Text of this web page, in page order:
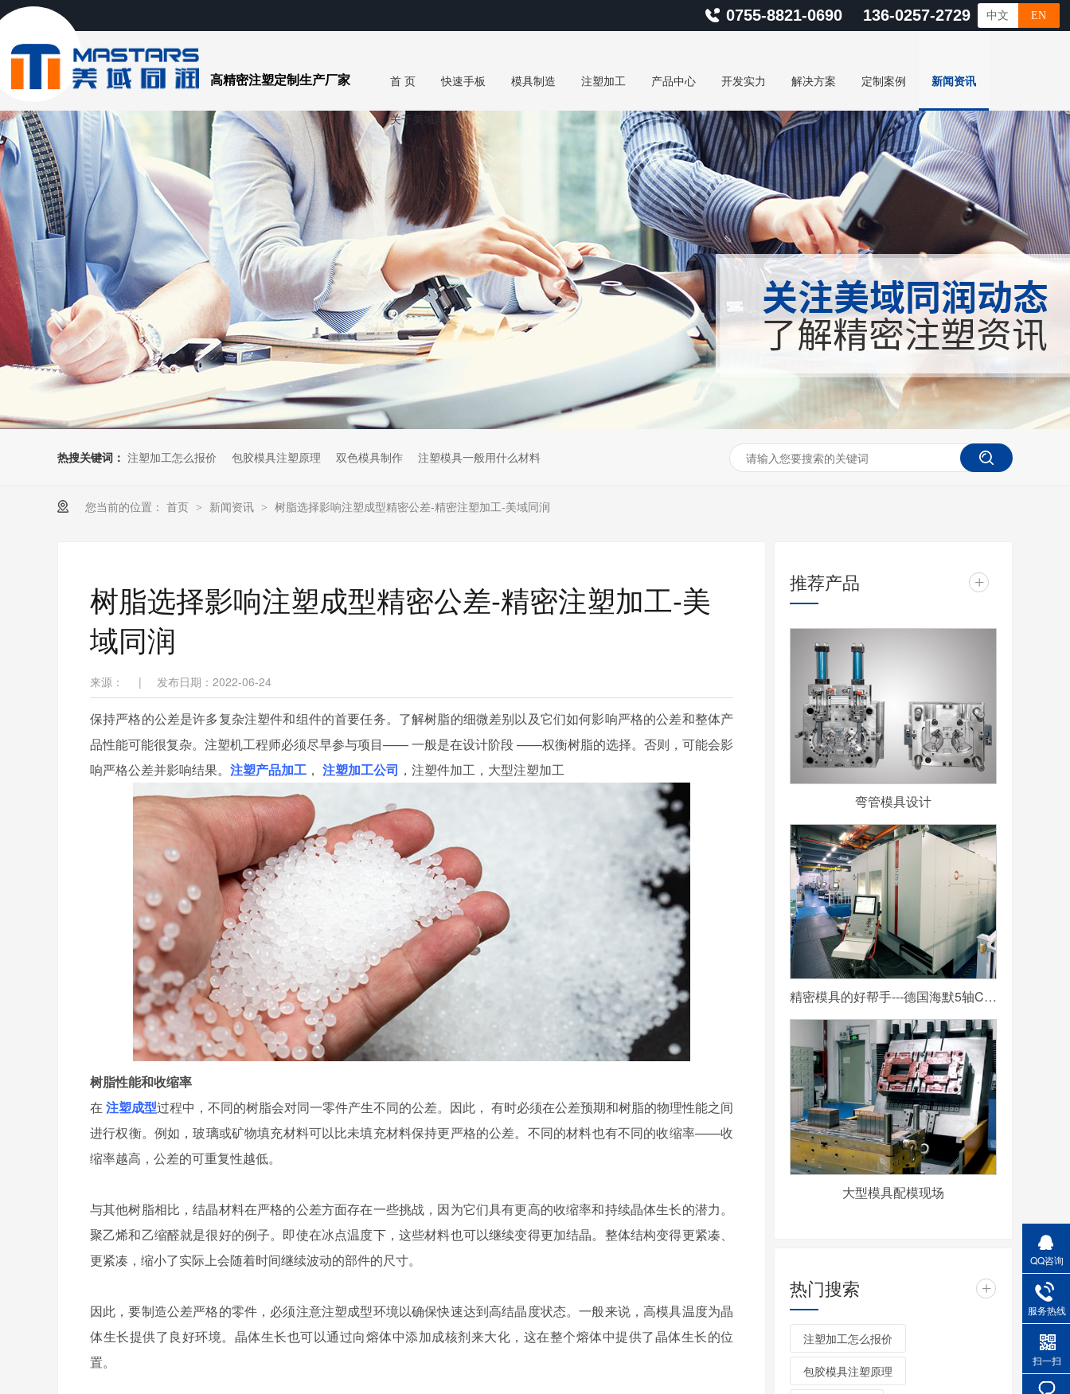
0755-8821-0690 136-0257-2729 中文 EN
高精密注塑定制生产厂家 首 页 快速手板 模具制造 注塑加工 产品中心 开发实力 解决方案 定制案例 新闻资讯
关于美域同润
热搜关键词： 注塑加工怎么报价 包胶模具注塑原理 双色模具制作 注塑模具一般用什么材料
您当前的位置： 首页 > 新闻资讯 > 树脂选择影响注塑成型精密公差-精密注塑加工-美域同润
树脂选择影响注塑成型精密公差-精密注塑加工-美
域同润
来源： | 发布日期：2022-06-24
保持严格的公差是许多复杂注塑件和组件的首要任务。了解树脂的细微差别以及它们如何影响严格的公差和整体产
品性能可能很复杂。注塑机工程师必须尽早参与项目—— 一般是在设计阶段 ——权衡树脂的选择。否则，可能会影
响严格公差并影响结果。 注塑产品加工 ， 注塑加工公司 ，注塑件加工，大型注塑加工
树脂性能和收缩率
在 注塑成型过程中，不同的树脂会对同一零件产生不同的公差。因此， 有时必须在公差预期和树脂的物理性能之间
进行权衡。例如，玻璃或矿物填充材料可以比未填充材料保持更严格的公差。不同的材料也有不同的收缩率——收
缩率越高，公差的可重复性越低。
与其他树脂相比，结晶材料在严格的公差方面存在一些挑战，因为它们具有更高的收缩率和持续晶体生长的潜力。
聚乙烯和乙缩醛就是很好的例子。即使在冰点温度下，这些材料也可以继续变得更加结晶。整体结构变得更紧凑、
更紧凑，缩小了实际上会随着时间继续波动的部件的尺寸。
因此，要制造公差严格的零件，必须注意注塑成型环境以确保快速达到高结晶度状态。一般来说，高模具温度为晶
体生长提供了良好环境。晶体生长也可以通过向熔体中添加成核剂来大化，这在整个熔体中提供了晶体生长的位
置。
推荐产品 +
弯管模具设计
精密模具的好帮手---德国海默5轴CNC加工中心
大型模具配模现场
热门搜索 +
注塑加工怎么报价
包胶模具注塑原理
QQ咨询
服务热线
扫一扫